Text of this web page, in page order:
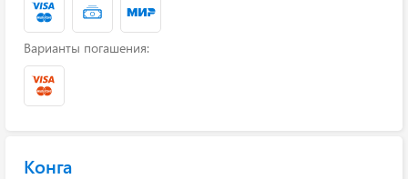
Варианты погашения:
Конга